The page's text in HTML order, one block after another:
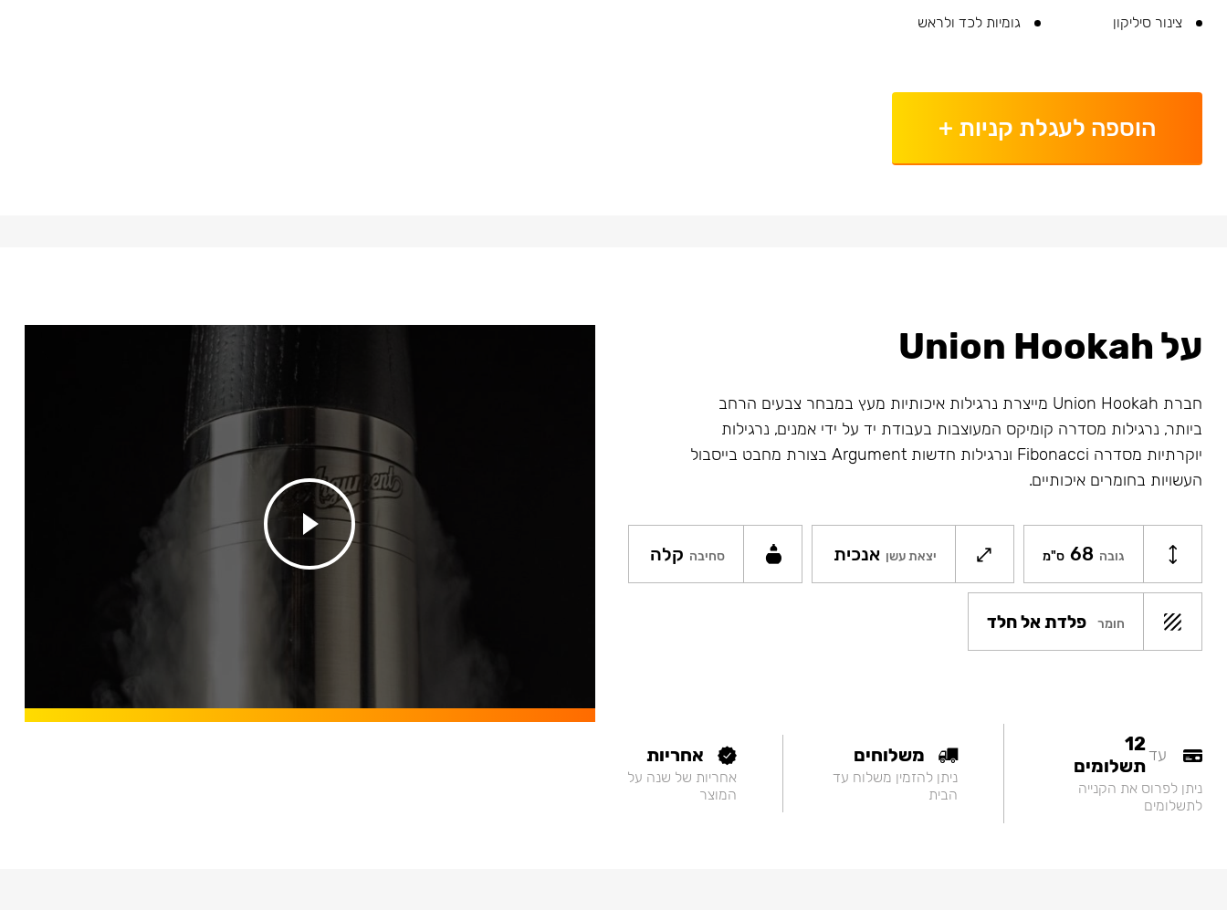
צינור סיליקון
גומיות לכד ולראש
הוספה לעגלת קניות +
על Union Hookah
חברת Union Hookah מייצרת נרגילות איכותיות מעץ במבחר צבעים הרחב
ביותר, נרגילות מסדרה קומיקס המעוצבות בעבודת יד על ידי אמנים, נרגילות
יוקרתיות מסדרה Fibonacci ונרגילות חדשות Argument בצורת מחבט בייסבול
העשויות בחומרים איכותיים.
גובה 68 ס"מ יצאת עשן אנכית סחיבה קלה
חומר פלדת אל חלד
עד12
תשלומים
ניתן לפרוס את הקנייה
לתשלומים
משלוחים
ניתן להזמין משלוח עד
הבית
אחריות
אחריות של שנה על
המוצר